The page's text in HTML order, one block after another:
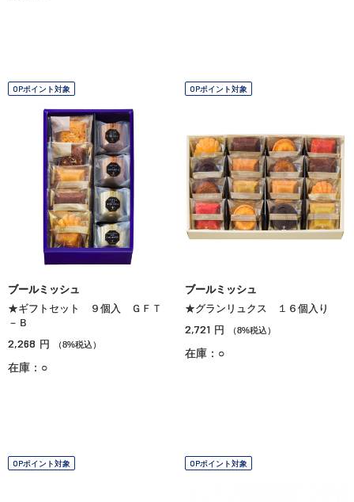
OPポイント対象
ブールミッシュ
★ギフトセット ９個入 ＧＦＴ
－Ｂ
2,268 円 （8%税込）
在庫：○
OPポイント対象
ブールミッシュ
★グランリュクス １６個入り
2,721 円 （8%税込）
在庫：○
OPポイント対象 OPポイント対象